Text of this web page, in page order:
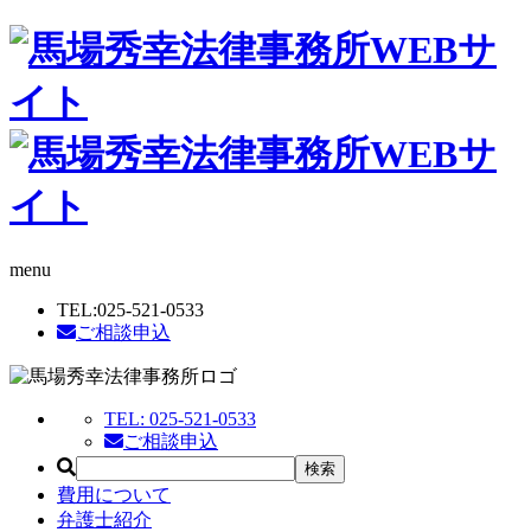
menu
TEL:025-521-0533
ご相談申込
TEL: 025-521-0533
ご相談申込
費用について
弁護士紹介